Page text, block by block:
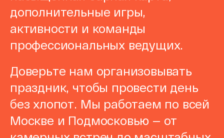
дополнительные игры,
активности и команды
профессиональных ведущих.
Доверьте нам организовывать
праздник, чтобы провести день
без хлопот. Мы работаем по всей
Москве и Подмосковью — от